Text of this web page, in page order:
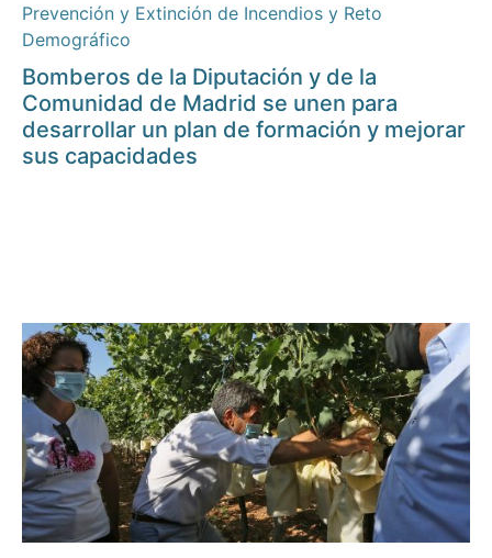
Prevención y Extinción de Incendios y Reto
Demográfico
Bomberos de la Diputación y de la
Comunidad de Madrid se unen para
desarrollar un plan de formación y mejorar
sus capacidades